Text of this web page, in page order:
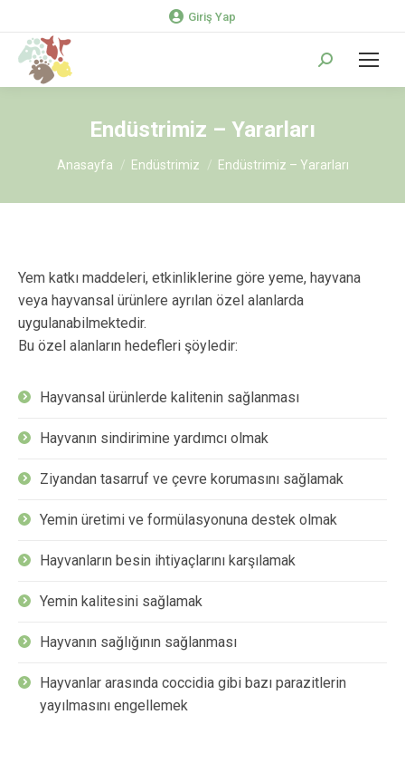
Giriş Yap
Search:
Endüstrimiz – Yararları
You are here:
Anasayfa Endüstrimiz Endüstrimiz – Yararları
Yem katkı maddeleri, etkinliklerine göre yeme, hayvana
veya hayvansal ürünlere ayrılan özel alanlarda
uygulanabilmektedir.
Bu özel alanların hedefleri şöyledir:
Hayvansal ürünlerde kalitenin sağlanması
Hayvanın sindirimine yardımcı olmak
Ziyandan tasarruf ve çevre korumasını sağlamak
Yemin üretimi ve formülasyonuna destek olmak
Hayvanların besin ihtiyaçlarını karşılamak
Yemin kalitesini sağlamak
Hayvanın sağlığının sağlanması
Hayvanlar arasında coccidia gibi bazı parazitlerin
yayılmasını engellemek